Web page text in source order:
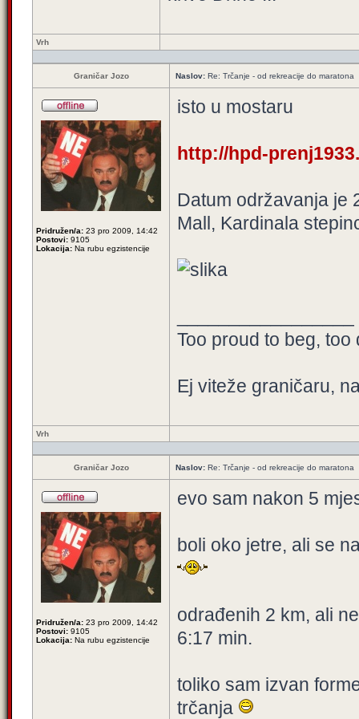
Vrh
Graničar Jozo Naslov: Re: Trčanje - od rekreacije do maratona
Pridružen/a: 23 pro 2009, 14:42
Postovi: 9105
Lokacija: Na rubu egzistencije
isto u mostaru
http://hpd-
Datum održavanja je
Mall, Kardinala
Too proud to beg,
Ej viteže graničaru,
Vrh
Graničar Jozo Naslov: Re: Trčanje - od rekreacije do maratona
Pridružen/a: 23 pro 2009, 14:42
Postovi: 9105
Lokacija: Na rubu egzistencije
evo sam nakon 5
boli oko jetre, ali se
odrađenih 2 km, ali
6:17 min.
toliko sam izvan
trčanja